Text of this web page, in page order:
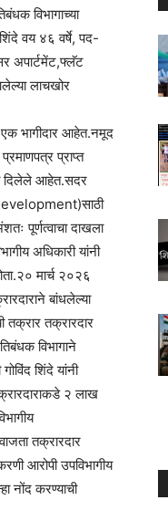
विभागाच्या
वय ४६ वर्षे, पद-
अपार्टमेंट,फ्लॅट
लाचखोर
एक भागीदार आहेत.नमूद
प्रमाणपत्र प्राप्त
दिलेले आहेत.सदर
पूर्णत्वाचा दाखला
अधिकारी यांनी
मार्च २०२६
बांधलेल्या
तक्रार तक्रारदार
विभागाने
शिंदे यांनी
२ लाख
तक्रारदार
आरोपी उपविभागीय
नोंद करण्याची